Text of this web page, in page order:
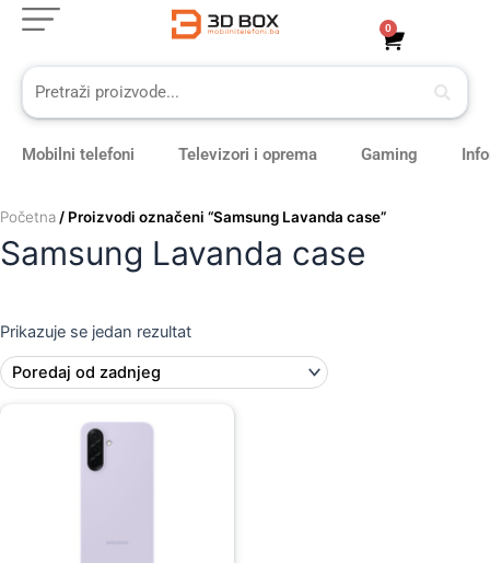
Skip
content
0
Cart
Mobilni telefoni Televizori i oprema Gaming
Početna / Proizvodi označeni “Samsung Lavanda case”
Samsung Lavanda case
Prikazuje se jedan rezultat